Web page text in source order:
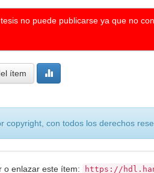
no puede publicarse ya que no
ítem
copyright, con todos los derechos
o enlazar este ítem: https://